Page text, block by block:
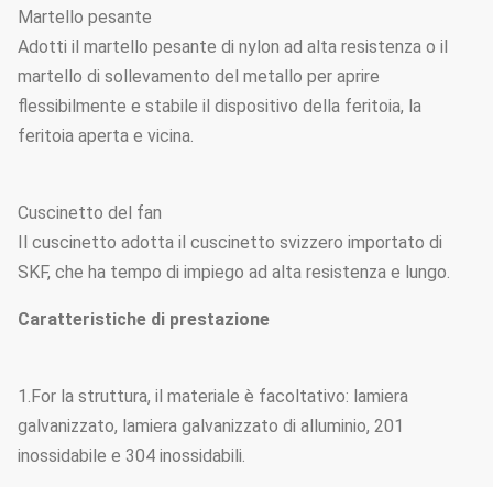
Martello pesante
Adotti il martello pesante di nylon ad alta resistenza o il
martello di sollevamento del metallo per aprire
flessibilmente e stabile il dispositivo della feritoia, la
feritoia aperta e vicina.
Cuscinetto del fan
Il cuscinetto adotta il cuscinetto svizzero importato di
SKF, che ha tempo di impiego ad alta resistenza e lungo.
Caratteristiche di prestazione
1.For la struttura, il materiale è facoltativo: lamiera
galvanizzato, lamiera galvanizzato di alluminio, 201
inossidabile e 304 inossidabili.